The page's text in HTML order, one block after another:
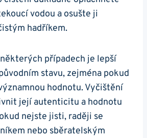
⁢vodou a osušte ji
hadříkem.
případech je lepší
stavu, zejména pokud
hodnotu. ‍Vyčištění
její​ autenticitu‌ a ⁤hodnotu‌
nejste jisti, raději se
nebo sběratelským